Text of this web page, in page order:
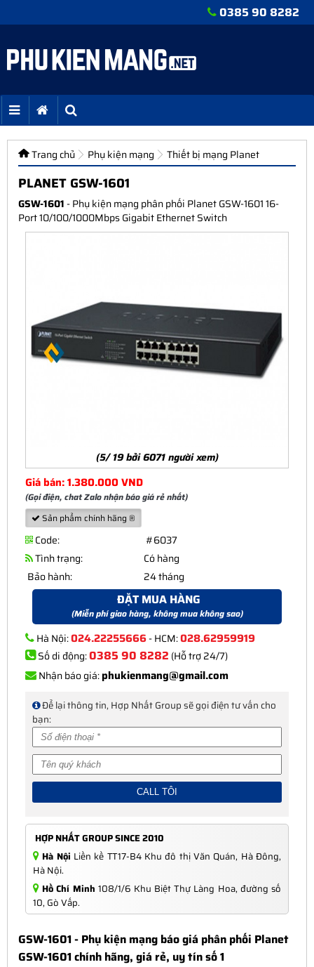
0385 90 8282
Trang chủ Phụ kiện mạng Thiết bị mạng Planet
PLANET GSW-1601
GSW-1601 - Phụ kiện mạng phân phối Planet GSW-1601 16-
Port 10/100/1000Mbps Gigabit Ethernet Switch
(5/ 19 bởi 6071 người xem)
Giá bán: 1.380.000 VND
(Gọi điện, chat Zalo nhận báo giá rẻ nhất)
Sản phẩm chính hãng ®
Code:
#6037
Tình trạng:
Có hàng
Bảo hành:
24 tháng
ĐẶT MUA HÀNG
(Miễn phí giao hàng, không mua không sao)
Hà Nội:024.22255666- HCM:028.62959919
Số di động:0385 90 8282 (Hỗ trợ 24/7)
Nhận báo giá:phukienmang@gmail.com
Để lại thông tin, Hợp Nhất Group sẽ gọi điện tư vấn cho
bạn:
HỢP NHẤT GROUP SINCE 2010
Hà Nội Liền kề TT17-B4 Khu đô thị Văn Quán, Hà Đông,
Hà Nội.
Hồ Chí Minh 108/1/6 Khu Biệt Thự Làng Hoa, đường số
10, Gò Vấp.
GSW-1601 - Phụ kiện mạng báo giá phân phối Planet
GSW-1601 chính hãng, giá rẻ, uy tín số 1